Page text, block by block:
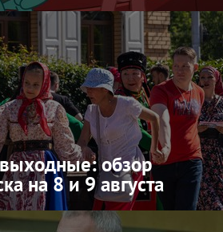
обзор
на 8 и 9 августа